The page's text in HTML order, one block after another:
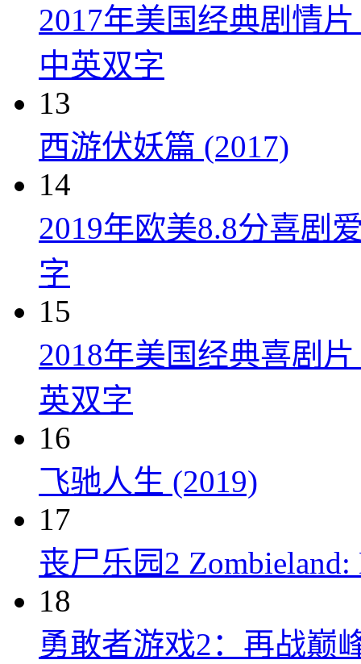
2017年美国经典剧情
中英双字
13
西游伏妖篇 (2017)
14
2019年欧美8.8分喜剧
字
15
2018年美国经典喜剧
英双字
16
飞驰人生 (2019)
17
丧尸乐园2 Zombieland:
18
勇敢者游戏2：再战巅